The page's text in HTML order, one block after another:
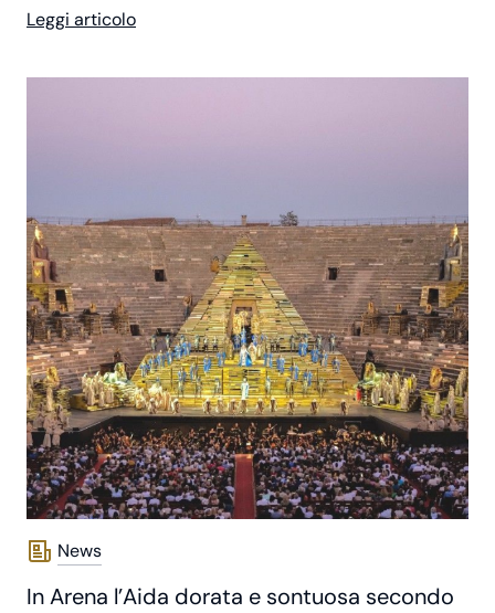
Leggi articolo
News
In Arena l’Aida dorata e sontuosa secondo